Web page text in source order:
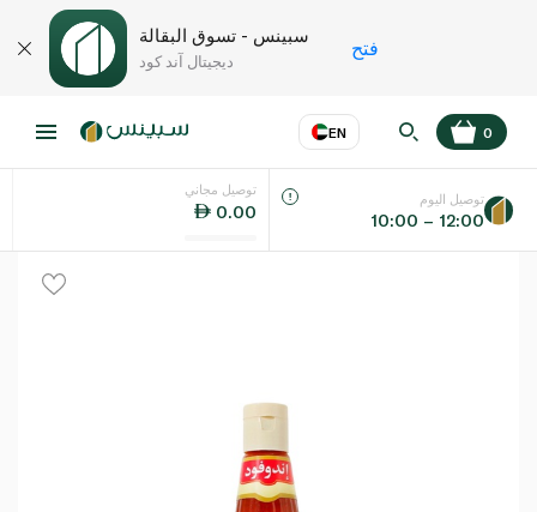
سبينس - تسوق البقالة
ديجيتال آند كود
فتح
EN
اللغة عر
0
توصيل مجاني
0.00
توصيل اليوم
10:00 – 12:00